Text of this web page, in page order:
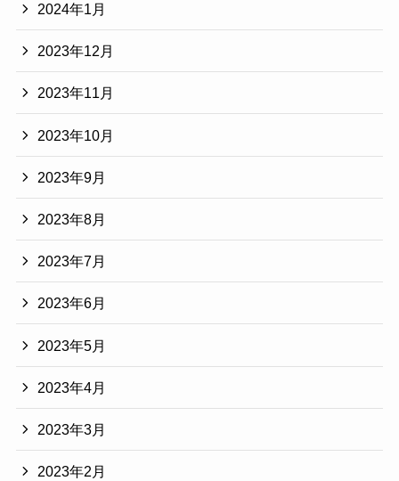
2024年1月
2023年12月
2023年11月
2023年10月
2023年9月
2023年8月
2023年7月
2023年6月
2023年5月
2023年4月
2023年3月
2023年2月